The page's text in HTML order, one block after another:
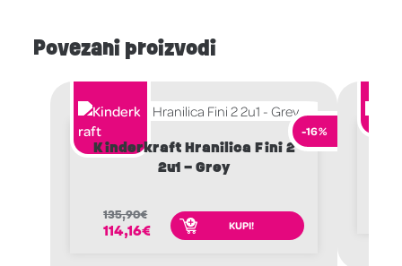
Povezani proizvodi
-16%
Kinderkraft Hranilica Fini 2
2u1 – Grey
135,90€
114,16€ KUPI!